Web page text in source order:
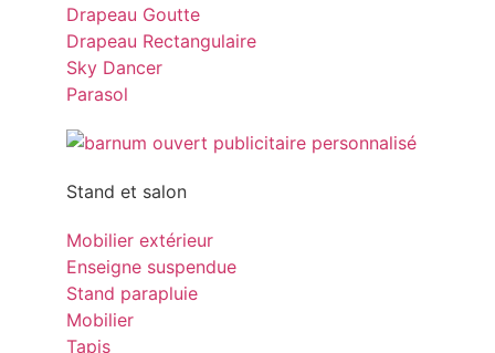
Drapeau Goutte
Drapeau Rectangulaire
Sky Dancer
Parasol
Stand et salon
Mobilier extérieur
Enseigne suspendue
Stand parapluie
Mobilier
Tapis